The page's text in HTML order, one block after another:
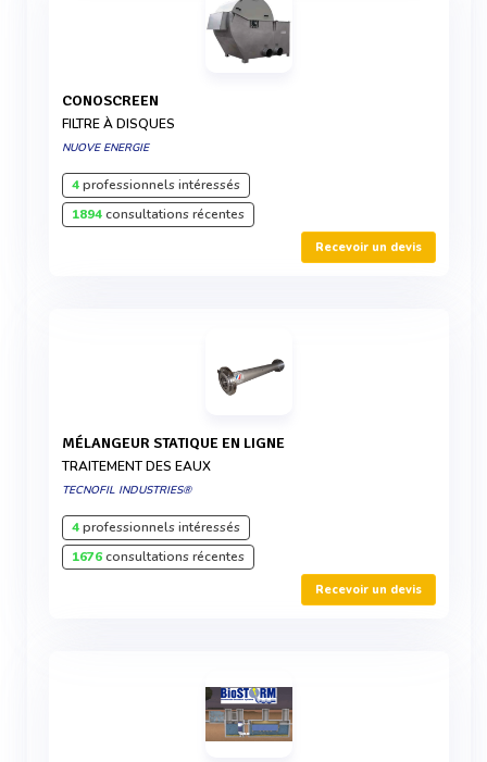
CONOSCREEN
FILTRE À DISQUES
NUOVE ENERGIE
4professionnels intéressés
1894consultations récentes
Recevoir un devis
MÉLANGEUR STATIQUE EN LIGNE
TRAITEMENT DES EAUX
TECNOFIL INDUSTRIES®
4professionnels intéressés
1676consultations récentes
Recevoir un devis